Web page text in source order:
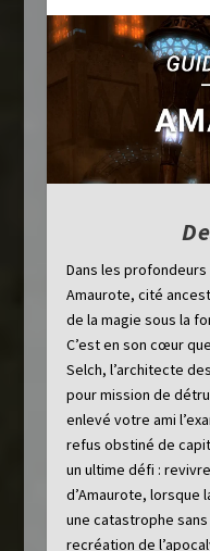
Dans les
Amaurote, cité
de la magie sous la
C’est en son cœur
Selch, l’architecte
pour mission de
enlevé votre ami
refus obstiné de
un ultime défi :
d’Amaurote, lorsque
une catastrophe
recréation de